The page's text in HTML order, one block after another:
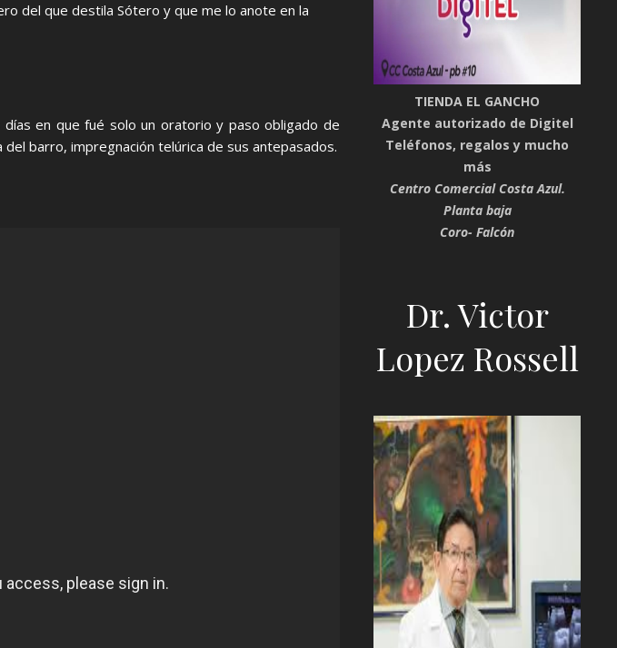
del que destila Sótero y que me lo anote en la
en que fué solo un oratorio y paso obligado de
barro, impregnación telúrica de sus antepasados.
TIENDA EL GANCHO
Agente autorizado de Digitel
Teléfonos, regalos y mucho
más
Centro Comercial Costa Azul.
Planta baja
Coro- Falcón
Dr. Victor
Lopez Rossell